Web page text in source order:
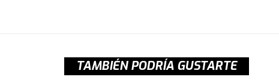
TAMBIÉN PODRÍA GUSTARTE